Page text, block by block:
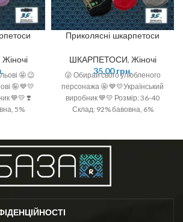
Жіночі
🤩 😉
🤪 💙💛
💙💛 ❣️
5%
Приколясні шкарпетоси
ШКАРПЕТОСИ, Жіночі
35,00грн.
😜 Обирай свого улюбленого
персонажа 🤩 💙💛Український
виробник 💙💛 Розмір: 36-40
Склад: 92% бавовна, 6%